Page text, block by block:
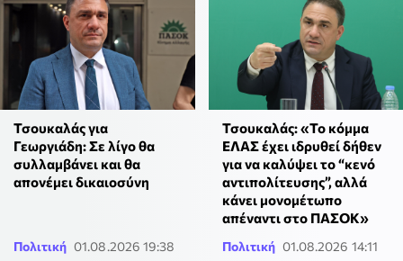
Τσουκαλάς για
Γεωργιάδη: Σε λίγο θα
συλλαμβάνει και θα
απονέμει δικαιοσύνη
Πολιτική 01.08.2026 19:38
Τσουκαλάς: «Το κόμμα
ΕΛΑΣ έχει ιδρυθεί δήθεν
για να καλύψει το “κενό
αντιπολίτευσης”, αλλά
κάνει μονομέτωπο
απέναντι στο ΠΑΣΟΚ»
Πολιτική 01.08.2026 14:11